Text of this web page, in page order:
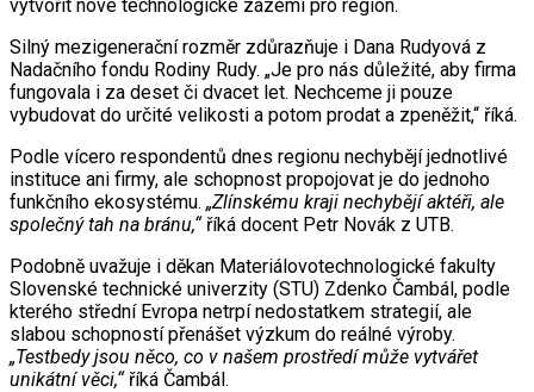
vytvořit nové technologické zázemí pro region.
Silný mezigenerační rozměr zdůrazňuje i Dana Rudyová z
Nadačního fondu Rodiny Rudy. „Je pro nás důležité, aby firma
fungovala i za deset či dvacet let. Nechceme ji pouze
vybudovat do určité velikosti a potom prodat a zpeněžit,“ říká.
Podle vícero respondentů dnes regionu nechybějí jednotlivé
instituce ani firmy, ale schopnost propojovat je do jednoho
funkčního ekosystému. „Zlínskému kraji nechybějí aktéři, ale
společný tah na bránu,“ říká docent Petr Novák z UTB.
Podobně uvažuje i děkan Materiálovotechnologické fakulty
Slovenské technické univerzity (STU) Zdenko Čambál, podle
kterého střední Evropa netrpí nedostatkem strategií, ale
slabou schopností přenášet výzkum do reálné výroby.
„Testbedy jsou něco, co v našem prostředí může vytvářet
unikátní věci,“ říká Čambál.